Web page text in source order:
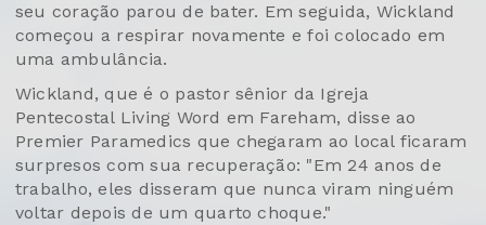
seu coração parou de bater. Em seguida, Wickland
começou a respirar novamente e foi colocado em
uma ambulância.
Wickland, que é o pastor sênior da Igreja
Pentecostal Living Word em Fareham, disse ao
Premier Paramedics que chegaram ao local ficaram
surpresos com sua recuperação: "Em 24 anos de
trabalho, eles disseram que nunca viram ninguém
voltar depois de um quarto choque."